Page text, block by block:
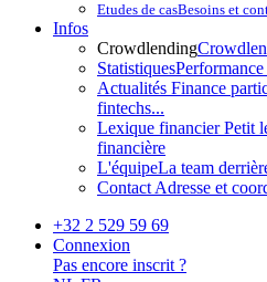
Etudes de casBesoins et
Infos
Crowdlending
Statistiques
Actualités Finance
fintechs...
Lexique financierPetit
financière
L'équipeLa team
Contact Adresse et
+32 2 529 59 69
Connexion
Pas encore inscrit ?